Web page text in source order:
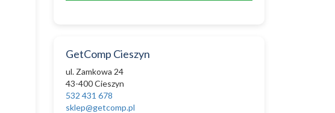
GetComp Cieszyn
ul. Zamkowa 24
43-400 Cieszyn
532 431 678
sklep@getcomp.pl